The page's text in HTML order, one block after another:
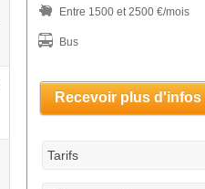
Entre 1500 et 2500 €/mois
Bus
Recevoir plus d'infos
Tarifs